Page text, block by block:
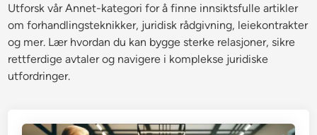
Utforsk vår Annet-kategori for å finne innsiktsfulle artikler
om forhandlingsteknikker, juridisk rådgivning, leiekontrakter
og mer. Lær hvordan du kan bygge sterke relasjoner, sikre
rettferdige avtaler og navigere i komplekse juridiske
utfordringer.